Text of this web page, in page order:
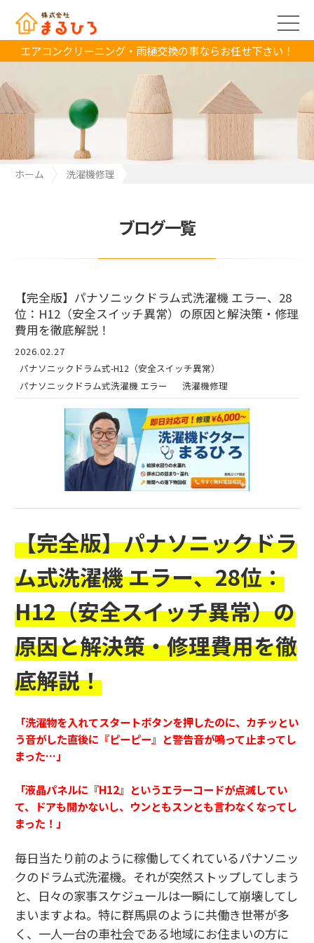
エアコンクリーニング・雨樋交換の事ならお任せ下さい！
ホーム
洗濯機修理
全スイッチ異常）の原因と解決策・修理費用を徹底解説！
ブログ一覧
【完全版】パナソニックドラム式洗濯機 エラー、28
位：H12（安全スイッチ異常）の原因と解決策・修理
費用を徹底解説！
2026.02.27
パナソニックドラム式-H12（安全スイッチ異常）
パナソニックドラム式洗濯機 エラー
洗濯機修理
【完全版】パナソニックドラ
ム式洗濯機 エラー、28位：
H12（安全スイッチ異常）の
原因と解決策・修理費用を徹
底解説！
「洗濯物を入れてスタートボタンを押したのに、カチッとい
う音がした直後に『ピーピー』と警告音が鳴って止まってし
まった…」
「液晶パネルに『H12』というエラーコードが点滅してい
て、ドアも開かないし、ウンともスンとも言わなくなってし
まった！」
毎日当たり前のように稼働してくれているパナソニッ
クのドラム式洗濯機。それが突然ストップしてしまう
と、日々の家事スケジュールは一瞬にして崩壊してし
まいますよね。特に群馬県のように共働き世帯が多
く、一人一台の車社会である地域にお住まいの方に